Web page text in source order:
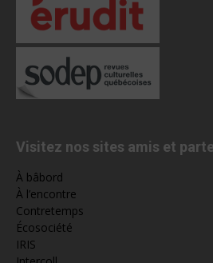
Visitez nos sites amis et
À bâbord
À l’encontre
Contretemps
Écosociété
IRIS